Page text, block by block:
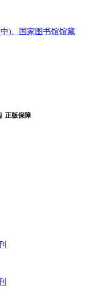
)、国家图书馆馆藏
正版保障